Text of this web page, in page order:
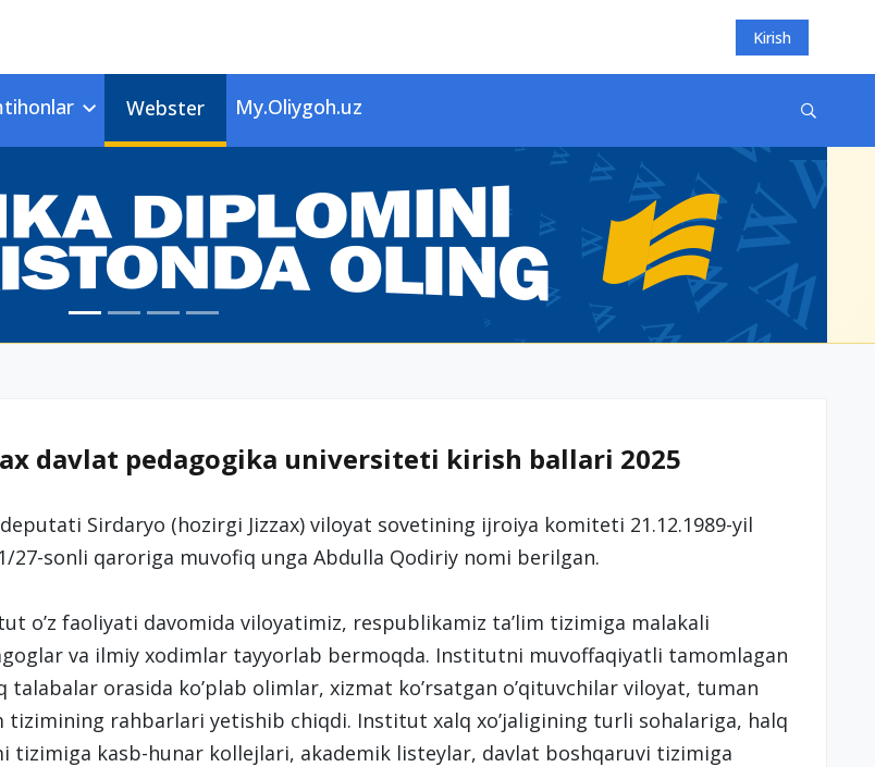
Kirish
Webster My.Oliygoh.uz
davlat pedagogika universiteti kirish ballari 2025
Sirdaryo (hozirgi Jizzax) viloyat sovetining ijroiya komiteti 21.12.1989-yil
27-sonli qaroriga muvofiq unga Abdulla Qodiriy nomi berilgan.
o’z faoliyati davomida viloyatimiz, respublikamiz ta’lim tizimiga malakali
va ilmiy xodimlar tayyorlab bermoqda. Institutni muvoffaqiyatli tamomlagan
talabalar orasida ko’plab olimlar, xizmat ko’rsatgan o’qituvchilar viloyat, tuman
tizimining rahbarlari yetishib chiqdi. Institut xalq xo’jaligining turli sohalariga, halq
tizimiga kasb-hunar kollejlari, akademik listeylar, davlat boshqaruvi tizimiga